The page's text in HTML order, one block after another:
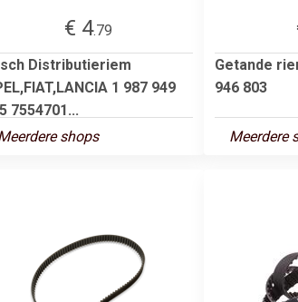
€ 4.79
Distributieriem
1 987 949
7554701...
shops
Getande
946 803
Meerdere